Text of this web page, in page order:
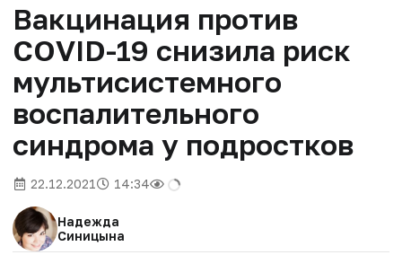
Вакцинация против
COVID-19 снизила риск
мультисистемного
воспалительного
синдрома у подростков
22.12.2021 14:34
Надежда
Синицына